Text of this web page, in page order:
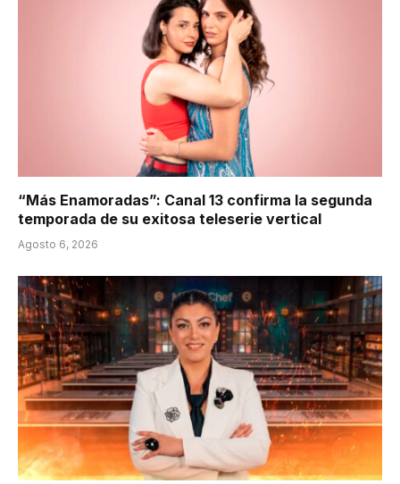
“Más Enamoradas”: Canal 13 confirma la segunda
temporada de su exitosa teleserie vertical
Agosto 6, 2026